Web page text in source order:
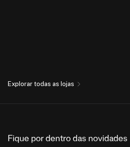
Explorar todas as lojas
Fique por dentro das novidades